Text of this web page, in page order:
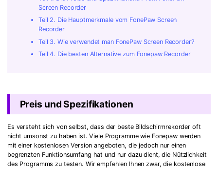
Screen Recorder
Teil 2. Die Hauptmerkmale vom FonePaw Screen
Recorder
Teil 3. Wie verwendet man FonePaw Screen Recorder?
Teil 4. Die besten Alternative zum Fonepaw Recorder
Preis und Spezifikationen
Es versteht sich von selbst, dass der beste Bildschirmrekorder oft
nicht umsonst zu haben ist. Viele Programme wie Fonepaw werden
mit einer kostenlosen Version angeboten, die jedoch nur einen
begrenzten Funktionsumfang hat und nur dazu dient, die Nützlichkeit
des Programms zu testen. Wir empfehlen Ihnen zwar, die kostenlose